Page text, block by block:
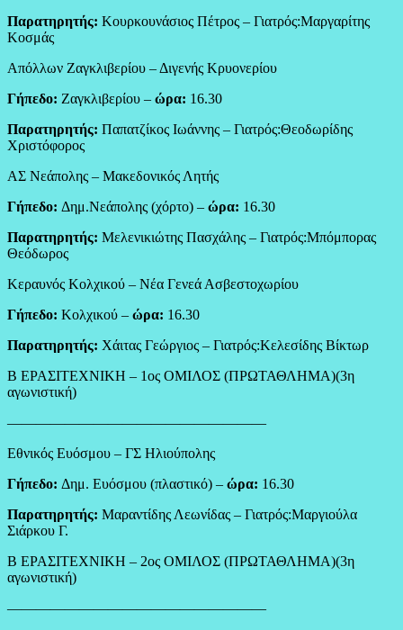
Παρατηρητής: Κουρκουνάσιος Πέτρος – Γιατρός:Μαργαρίτης
Κοσμάς
Απόλλων Ζαγκλιβερίου – Διγενής Κρυονερίου
Γήπεδο: Ζαγκλιβερίου – ώρα: 16.30
Παρατηρητής: Παπατζίκος Ιωάννης – Γιατρός:Θεοδωρίδης
Χριστόφορος
ΑΣ Νεάπολης – Μακεδονικός Λητής
Γήπεδο: Δημ.Νεάπολης (χόρτο) – ώρα: 16.30
Παρατηρητής: Μελενικιώτης Πασχάλης – Γιατρός:Μπόμπορας
Θεόδωρος
Κεραυνός Κολχικού – Νέα Γενεά Ασβεστοχωρίου
Γήπεδο: Κολχικού – ώρα: 16.30
Παρατηρητής: Χάιτας Γεώργιος – Γιατρός:Κελεσίδης Βίκτωρ
Β ΕΡΑΣΙΤΕΧΝΙΚΗ – 1ος ΟΜΙΛΟΣ (ΠΡΩΤΑΘΛΗΜΑ)(3η
αγωνιστική)
——————————————————
Εθνικός Ευόσμου – ΓΣ Ηλιούπολης
Γήπεδο: Δημ. Ευόσμου (πλαστικό) – ώρα: 16.30
Παρατηρητής: Μαραντίδης Λεωνίδας – Γιατρός:Μαργιούλα
Σιάρκου Γ.
Β ΕΡΑΣΙΤΕΧΝΙΚΗ – 2ος ΟΜΙΛΟΣ (ΠΡΩΤΑΘΛΗΜΑ)(3η
αγωνιστική)
——————————————————